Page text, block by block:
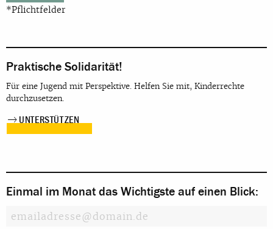
*Pflichtfelder
Praktische Solidarität!
Für eine Jugend mit Perspektive. Helfen Sie mit, Kinderrechte
durchzusetzen.
UNTERSTÜTZEN
Einmal im Monat das Wichtigste auf einen Blick: